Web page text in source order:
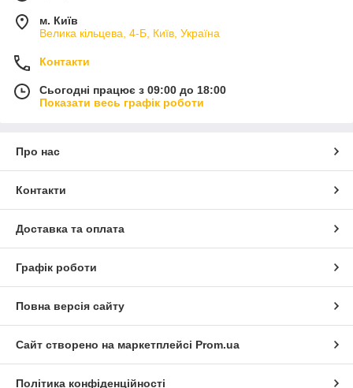
м. Київ
Велика кільцева, 4-Б, Київ, Україна
Контакти
Сьогодні працює з 09:00 до 18:00
Показати весь графік роботи
Про нас
Контакти
Доставка та оплата
Графік роботи
Повна версія сайту
Сайт створено на маркетплейсі Prom.ua
Політика конфіденційності